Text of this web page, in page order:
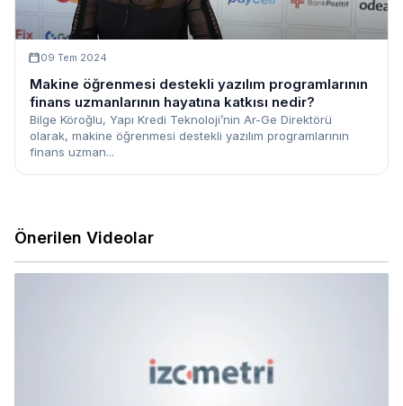
09 Tem 2024
Makine öğrenmesi destekli yazılım programlarının
finans uzmanlarının hayatına katkısı nedir?
Bilge Köroğlu, Yapı Kredi Teknoloji’nin Ar-Ge Direktörü
olarak, makine öğrenmesi destekli yazılım programlarının
finans uzman...
Önerilen Videolar